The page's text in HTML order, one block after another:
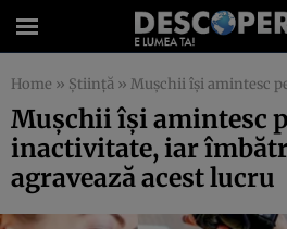
Home » Știință » Mușchii își amintesc perioadele de
Mușchii își amintesc
inactivitate, iar
agravează acest lucru